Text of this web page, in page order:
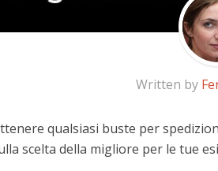
Written by
qualsiasi buste per
scelta della migliore per le tue